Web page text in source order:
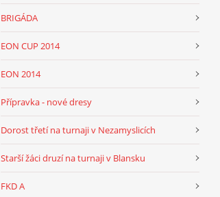
BRIGÁDA
EON CUP 2014
EON 2014
Přípravka - nové dresy
Dorost třetí na turnaji v Nezamyslicích
Starší žáci druzí na turnaji v Blansku
FKD A